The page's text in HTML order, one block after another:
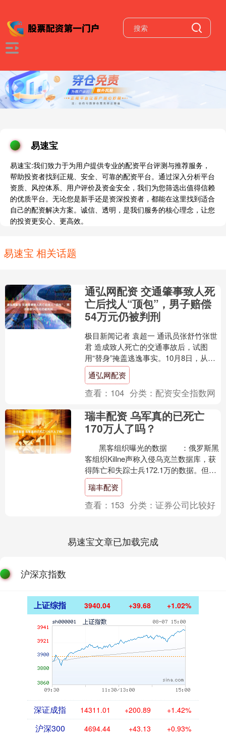
易速宝
易速宝:我们致力于为用户提供专业的配资平台评测与推荐服务，
帮助投资者找到正规、安全、可靠的配资平台。通过深入分析平台
资质、风控体系、用户评价及资金安全，我们为您筛选出值得信赖
的优质平台。无论您是新手还是资深投资者，都能在这里找到适合
自己的配资解决方案。诚信、透明，是我们服务的核心理念，让您
的投资更安心、更高效。
易速宝 相关话题
通弘网配资 交通肇事致人死
亡后找人“顶包”，男子赔偿
54万元仍被判刑
极目新闻记者 袁超一 通讯员张舒竹张世
君 造成致人死亡的交通事故后，试图
用“替身”掩盖逃逸事实。10月8日，从荆
州市沙市区人民法院获悉，该院日前审
理了两起“顶包....
通弘网配资
查看： 104 分类： 配资安全指数网
瑞丰配资 乌军真的已死亡
170万人了吗？
黑客组织曝光的数据 ：俄罗斯黑
客组织Killne声称入侵乌克兰数据库，获
得阵亡和失踪士兵172.1万的数据。但乌
克兰政府否认这一数据，....
瑞丰配资
查看： 153 分类：证券公司比较好
易速宝文章已加载完成
沪深京指数
上证综指 3940.04 +39.68 +1.02%
深证成指 14311.01 +200.89 +1.42%
沪深300 4694.44 +43.13 +0.93%